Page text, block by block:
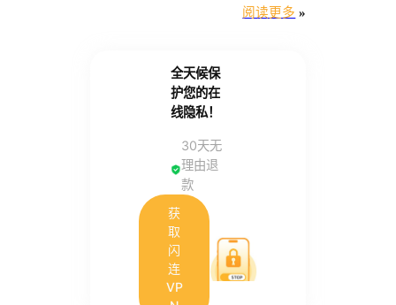
阅读更多 »
全天候保
护您的在
线隐私！
30天无
理由退
款
获
取
闪
连
VP